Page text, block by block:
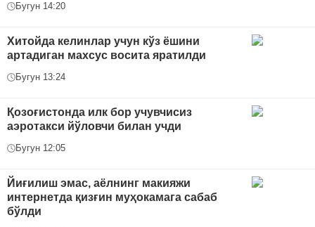
Бугун 14:20
Хитойда келинлар учун кўз ёшини
артадиган махсус восита яратилди
Бугун 13:24
Қозоғистонда илк бор учувчисиз
аэротакси йўловчи билан учди
Бугун 12:05
Йиғилиш эмас, аёлнинг макияжи
интернетда қизғин муҳокамага сабаб
бўлди